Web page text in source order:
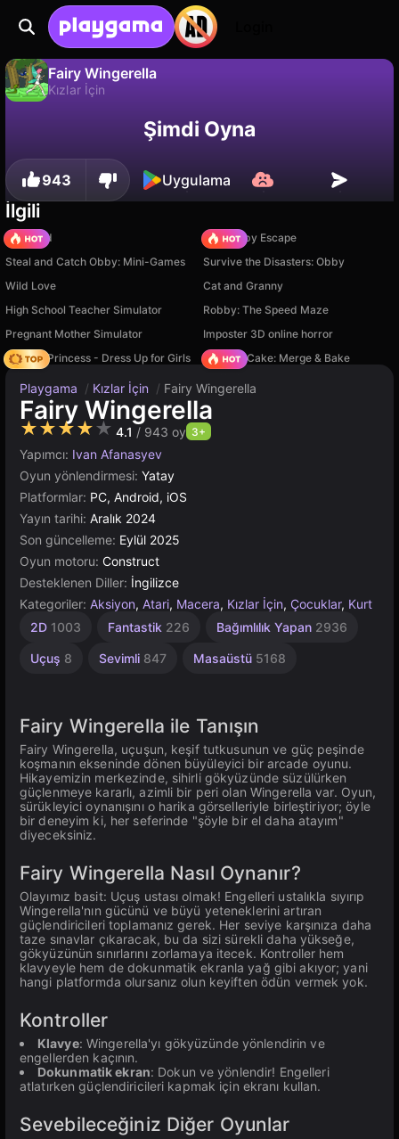
Fairy Wingerella
Kızlar İçin
İlerlemeyi kaydet! Hayır
Şimdi Oyna
943 Uygulama
İlgili
TB World
Your Obby Escape
Steal and Catch Obby: Mini-Games
Survive the Disasters: Obby
Wild Love
Cat and Granny
High School Teacher Simulator
Robby: The Speed Maze
Pregnant Mother Simulator
Imposter 3D online horror
Fashion Princess - Dress Up for Girls
Piece of Cake: Merge & Bake
Playgama / Kızlar İçin / Fairy Wingerella
Fairy Wingerella
★★★★★ 4.1 / 943 oy 3+
Yapımcı: Ivan Afanasyev
Oyun yönlendirmesi: Yatay
Platformlar: PC, Android, iOS
Yayın tarihi: Aralık 2024
Son güncelleme: Eylül 2025
Oyun motoru: Construct
Desteklenen Diller: İngilizce
Kategoriler: Aksiyon, Atari, Macera, Kızlar İçin, Çocuklar, Kurt
2D 1003 Fantastik 226 Bağımlılık Yapan 2936
Uçuş 8 Sevimli 847 Masaüstü 5168
1
4147
Bağımsız
Piksel
Tarayıcı
Yapı
Fairy Wingerella ile Tanışın
Fairy Wingerella, uçuşun, keşif tutkusunun ve güç peşinde
koşmanın ekseninde dönen büyüleyici bir arcade oyunu.
Hikayemizin merkezinde, sihirli gökyüzünde süzülürken
güçlenmeye kararlı, azimli bir peri olan Wingerella var. Oyun,
sürükleyici oynanışını o harika görselleriyle birleştiriyor; öyle
bir deneyim ki, her seferinde "şöyle bir el daha atayım"
diyeceksiniz.
Fairy Wingerella Nasıl Oynanır?
Olayımız basit: Uçuş ustası olmak! Engelleri ustalıkla sıyırıp
Wingerella'nın gücünü ve büyü yeteneklerini artıran
güçlendiricileri toplamanız gerek. Her seviye karşınıza daha
taze sınavlar çıkaracak, bu da sizi sürekli daha yükseğe,
gökyüzünün sınırlarını zorlamaya itecek. Kontroller hem
klavyeyle hem de dokunmatik ekranla yağ gibi akıyor; yani
hangi platformda olursanız olun keyiften ödün vermek yok.
Kontroller
Klavye: Wingerella'yı gökyüzünde yönlendirin ve
engellerden kaçının.
Dokunmatik ekran: Dokun ve yönlendir! Engelleri
atlatırken güçlendiricileri kapmak için ekranı kullan.
Sevebileceğiniz Diğer Oyunlar